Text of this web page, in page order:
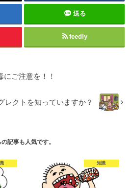
送る
feedly
にご注意を！！
レクトを知っていますか？
記事も人気です。
知識